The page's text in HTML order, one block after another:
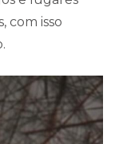
com isso